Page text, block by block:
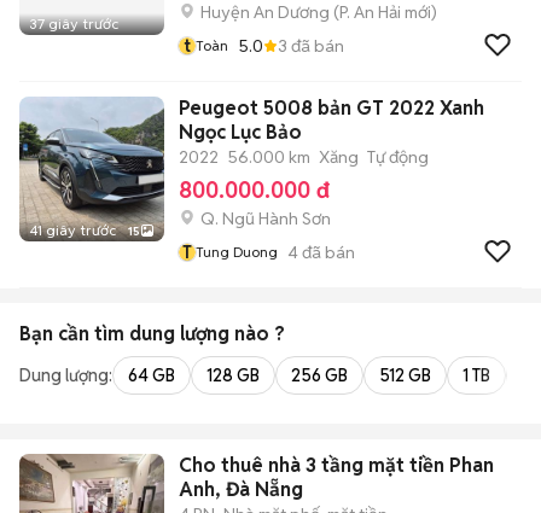
37 giây trước
Huyện An Dương (P. An Hải mới)
t Toàn 5.0 3 đã bán
41 giây trước 15
Peugeot 5008 bản GT 2022 Xanh
Ngọc Lục Bảo
2022 56.000 km Xăng Tự động
800.000.000 đ
Q. Ngũ Hành Sơn
T Tung Duong 4đã bán
Bạn cần tìm dung lượng nào ?
Dung lượng: 64 GB 128 GB 256 GB 512 GB 1 TB
Cho thuê nhà 3 tầng mặt tiền Phan
Anh, Đà Nẵng